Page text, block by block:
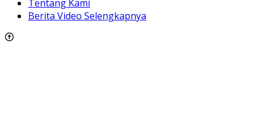
Tentang Kami
Berita Video Selengkapnya